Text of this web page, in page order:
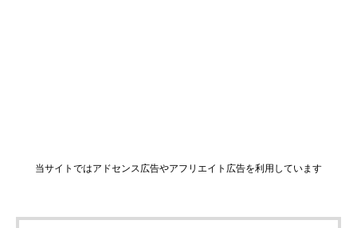
当サイトではアドセンス広告やアフリエイト広告を利用しています